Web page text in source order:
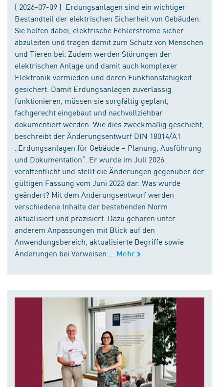
( 2026-07-09 ) Erdungsanlagen sind ein wichtiger
Bestandteil der elektrischen Sicherheit von Gebäuden.
Sie helfen dabei, elektrische Fehlerströme sicher
abzuleiten und tragen damit zum Schutz von Menschen
und Tieren bei. Zudem werden Störungen der
elektrischen Anlage und damit auch komplexer
Elektronik vermieden und deren Funktionsfähigkeit
gesichert. Damit Erdungsanlagen zuverlässig
funktionieren, müssen sie sorgfältig geplant,
fachgerecht eingebaut und nachvollziehbar
dokumentiert werden. Wie dies zweckmäßig geschieht,
beschreibt der Änderungsentwurf DIN 18014/A1
„Erdungsanlagen für Gebäude – Planung, Ausführung
und Dokumentation“. Er wurde im Juli 2026
veröffentlicht und stellt die Änderungen gegenüber der
gültigen Fassung vom Juni 2023 dar. Was wurde
geändert? Mit dem Änderungsentwurf werden
verschiedene Inhalte der bestehenden Norm
aktualisiert und präzisiert. Dazu gehören unter
anderem Anpassungen mit Blick auf den
Anwendungsbereich, aktualisierte Begriffe sowie
Änderungen bei Verweisen ...
Mehr